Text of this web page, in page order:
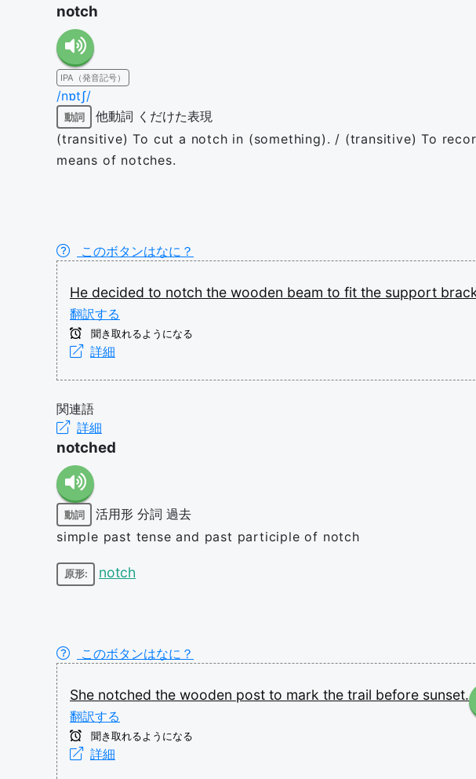
notch
IPA（発音記号）
/nɒtʃ/
動詞 他動詞 くだけた表現
(transitive) To cut a notch in (something). / (transitive) To
means of notches.
このボタンはなに？
He decided to notch the wooden beam to fit the support
翻訳する
聞き取れるようになる
詳細
関連語
詳細
notched
動詞 活用形 分詞 過去
simple past tense and past participle of notch
原形: notch
このボタンはなに？
She notched the wooden post to mark the trail before sunset.
翻訳する
聞き取れるようになる
詳細